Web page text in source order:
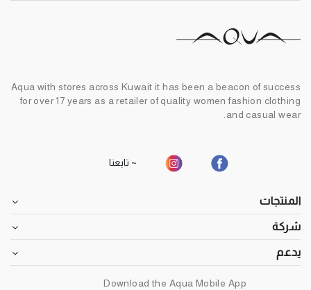
Aqua with stores across Kuwait it has been a beacon of success
for over 17 years as a retailer of quality women fashion clothing
and casual wear.
~ تابعنا
المنتجات
شركة
يدعم
Download the Aqua Mobile App